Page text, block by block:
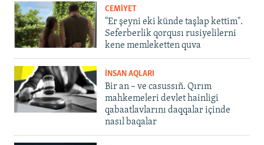
CEMİYET
"Er şeyni eki künde taşlap kettim".
Seferberlik qorqusı rusiyelilerni
kene memleketten quva
İNSAN AQLARI
Bir an – ve casussıñ. Qırım
mahkemeleri devlet hainligi
qabaatlavlarını daqqalar içinde
nasıl baqalar